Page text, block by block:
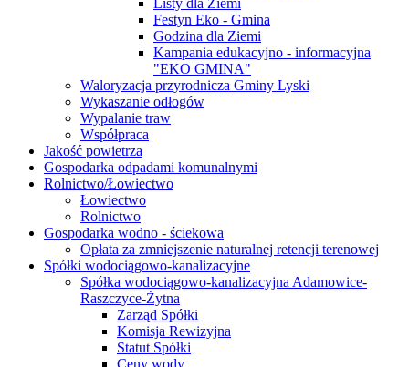
Festyn Eko - Gmina
Godzina dla Ziemi
Kampania edukacyjno - informacyjna
"EKO GMINA"
Waloryzacja przyrodnicza Gminy Lyski
Wykaszanie odłogów
Wypalanie traw
Współpraca
Jakość powietrza
Gospodarka odpadami komunalnymi
Rolnictwo/Łowiectwo
Łowiectwo
Rolnictwo
Gospodarka wodno - ściekowa
Opłata za zmniejszenie naturalnej retencji terenowej
Spółki wodociągowo-kanalizacyjne
Spółka wodociągowo-kanalizacyjna Adamowice-
Raszczyce-Żytna
Zarząd Spółki
Komisja Rewizyjna
Statut Spółki
Ceny wody